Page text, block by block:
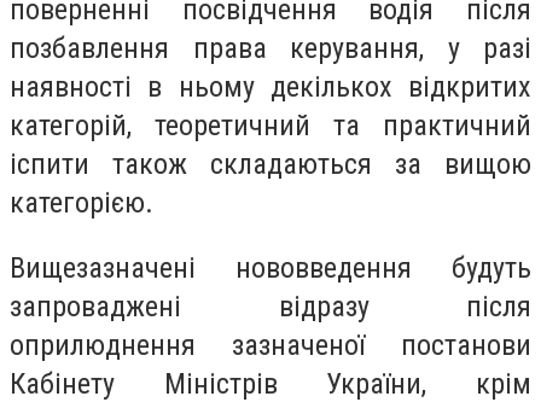
поверненні посвідчення водія після
позбавлення права керування, у разі
наявності в ньому декількох відкритих
категорій, теоретичний та практичний
іспити також складаються за вищою
категорією.
Вищезазначені нововведення будуть
запроваджені відразу після
оприлюднення зазначеної постанови
Кабінету Міністрів України, крім